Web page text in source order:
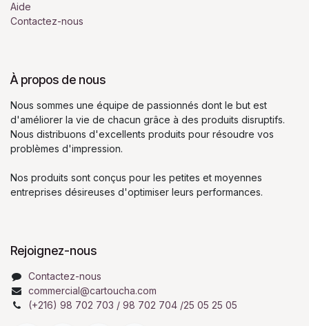
Aide
Contactez-nous
À propos de nous
Nous sommes une équipe de passionnés dont le but est
d'améliorer la vie de chacun grâce à des produits disruptifs.
Nous distribuons d'excellents produits pour résoudre vos
problèmes d'impression.
Nos produits sont conçus pour les petites et moyennes
entreprises désireuses d'optimiser leurs performances.
Rejoignez-nous
Contactez-nous
commercial@cartoucha.com
(+216) 98 702 703 / 98 702 704 /25 05 25 05